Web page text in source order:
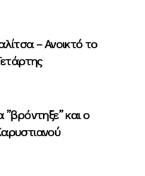
– Ανοικτό το
και ο